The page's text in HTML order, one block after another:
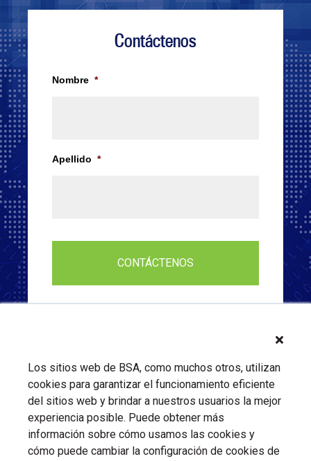
Contáctenos
Nombre *
Apellido *
Los sitios web de BSA, como muchos otros, utilizan
cookies para garantizar el funcionamiento eficiente
del sitios web y brindar a nuestros usuarios la mejor
experiencia posible. Puede obtener más
información sobre cómo usamos las cookies y
cómo puede cambiar la configuración de cookies de